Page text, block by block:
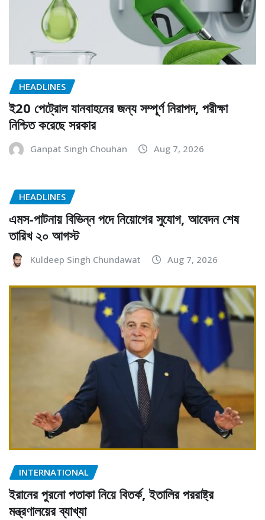
HEADLINES
ই20 পেট্রোল যানবাহনের জন্য সম্পূর্ণ নিরাপদ, পরীক্ষা
নিশ্চিত করেছে সরকার
Ganpat Singh Chouhan Aug 7, 2026
HEADLINES
এমস-পাটনায় বিভিন্ন পদে নিয়োগের সুযোগ, আবেদন শেষ
তারিখ ২০ আগস্ট
Kuldeep Singh Chundawat Aug 7, 2026
INTERNATIONAL
ইরানের পুরনো পতাকা নিয়ে বিতর্ক, ইতালির পররাষ্ট্র
মন্ত্রণালয়ের ব্যাখ্যা